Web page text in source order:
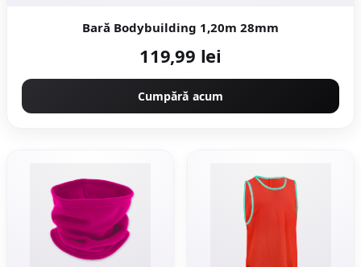
Bară Bodybuilding 1,20m 28mm
119,99 lei
Cumpără acum